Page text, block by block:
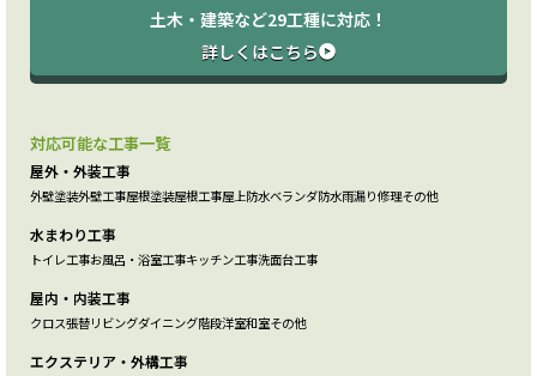
土木・建築など29工種に対応！
詳しくはこちら
対応可能な工事一覧
屋外・外装工事
外壁塗装外壁工事屋根塗装屋根工事屋上防水ベランダ防水雨漏り修理その他
水まわり工事
トイレ工事お風呂・浴室工事キッチン工事洗面台工事
屋内・内装工事
クロス張替リビングダイニング階段洋室和室その他
エクステリア・外構工事